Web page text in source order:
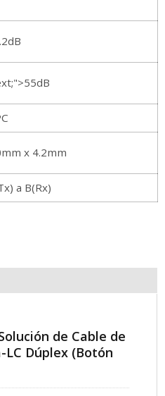
x 4.2mm
a B(Rx)
de Cable de
LC Dúplex (Botón